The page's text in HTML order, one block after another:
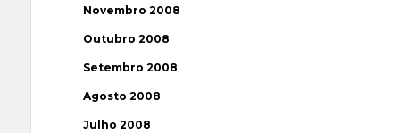
Novembro 2008
Outubro 2008
Setembro 2008
Agosto 2008
Julho 2008